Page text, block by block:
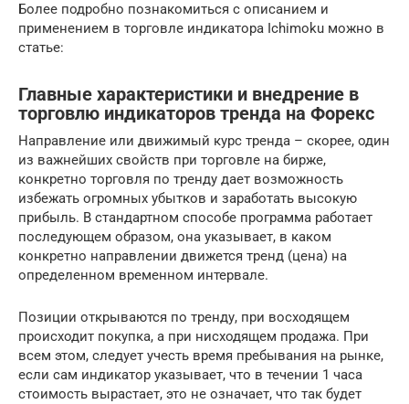
Более подробно познакомиться с описанием и
применением в торговле индикатора Ichimoku можно в
статье:
Главные характеристики и внедрение в
торговлю индикаторов тренда на Форекс
Направление или движимый курс тренда – скорее, один
из важнейших свойств при торговле на бирже,
конкретно торговля по тренду дает возможность
избежать огромных убытков и заработать высокую
прибыль. В стандартном способе программа работает
последующем образом, она указывает, в каком
конкретно направлении движется тренд (цена) на
определенном временном интервале.
Позиции открываются по тренду, при восходящем
происходит покупка, а при нисходящем продажа. При
всем этом, следует учесть время пребывания на рынке,
если сам индикатор указывает, что в течении 1 часа
стоимость вырастает, это не означает, что так будет